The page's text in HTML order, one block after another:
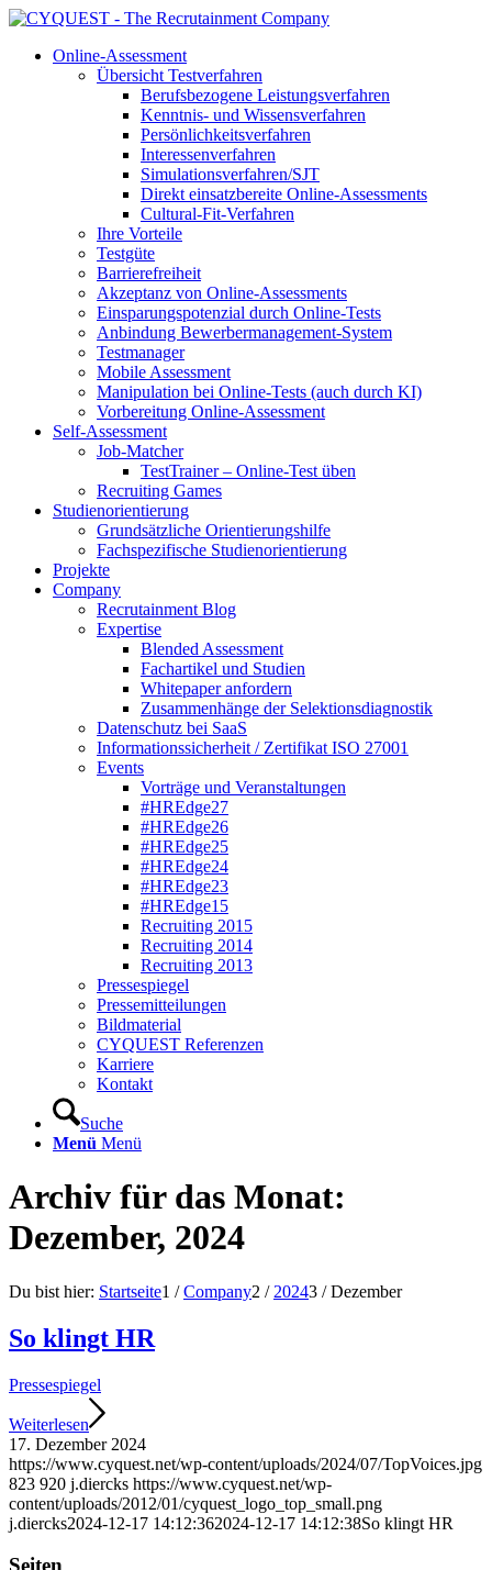
Online-Assessment
Übersicht Testverfahren
Berufsbezogene Leistungsverfahren
Kenntnis- und Wissensverfahren
Persönlichkeitsverfahren
Interessenverfahren
Simulationsverfahren/SJT
Direkt einsatzbereite Online-Assessments
Cultural-Fit-Verfahren
Ihre Vorteile
Testgüte
Barrierefreiheit
Akzeptanz von Online-Assessments
Einsparungspotenzial durch Online-Tests
Anbindung Bewerbermanagement-System
Testmanager
Mobile Assessment
Manipulation bei Online-Tests (auch durch KI)
Vorbereitung Online-Assessment
Self-Assessment
Job-Matcher
TestTrainer – Online-Test üben
Recruiting Games
Studienorientierung
Grundsätzliche Orientierungshilfe
Fachspezifische Studienorientierung
Projekte
Company
Recrutainment Blog
Expertise
Blended Assessment
Fachartikel und Studien
Whitepaper anfordern
Zusammenhänge der Selektionsdiagnostik
Datenschutz bei SaaS
Informationssicherheit / Zertifikat ISO 27001
Events
Vorträge und Veranstaltungen
#HREdge27
#HREdge26
#HREdge25
#HREdge24
#HREdge23
#HREdge15
Recruiting 2015
Recruiting 2014
Recruiting 2013
Pressespiegel
Pressemitteilungen
Bildmaterial
CYQUEST Referenzen
Karriere
Kontakt
Suche
Menü Menü
Archiv für das Monat:
Dezember, 2024
Du bist hier: Startseite1 / Company2 / 20243 / Dezember
So klingt HR
Pressespiegel
Weiterlesen
17. Dezember 2024
https://www.cyquest.net/wp-content/uploads/2024/07/TopVoices.jpg
823 920 j.diercks https://www.cyquest.net/wp-
content/uploads/2012/01/cyquest_logo_top_small.png
j.diercks2024-12-17 14:12:362024-12-17 14:12:38So klingt HR